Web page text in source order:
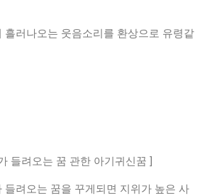
흘러나오는 웃음소리를 환상으로 유령같
들려오는 꿈 관한 아기귀신꿈 ]
들려오는 꿈을 꾸게되면 지위가 높은 사